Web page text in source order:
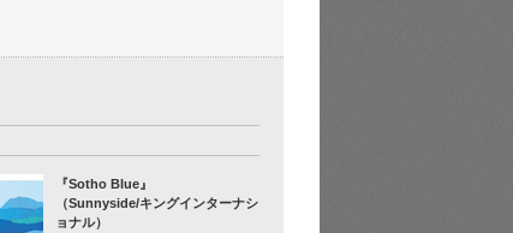
『Sotho Blue』
（Sunnyside/キングインターナシ
ョナル）